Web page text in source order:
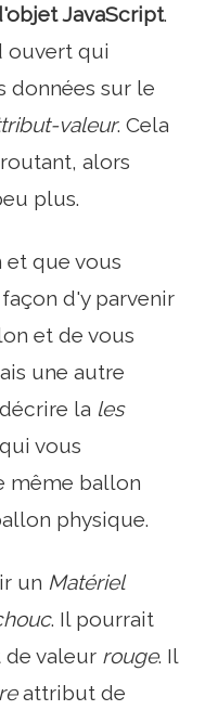
JavaScript.
ouvert qui
données sur le
valeur. Cela
alors
plus.
et que vous
d'y parvenir
et de vous
une autre
la les
vous
même ballon
physique.
un Matériel
. Il pourrait
valeur rouge. Il
attribut de